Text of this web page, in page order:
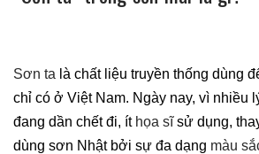
Sơn ta là chất liệu truyền thống dùng
chỉ có ở Việt Nam. Ngày nay, vì nhiều
đang dần chết đi, ít họa sĩsử dụng,
dùng sơn Nhật bởi sự đa dạng màu